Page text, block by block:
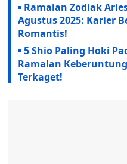
Ramalan Zodiak
Agustus 2025: Karier
Romantis!
5 Shio Paling Hoki
Ramalan
Terkaget!